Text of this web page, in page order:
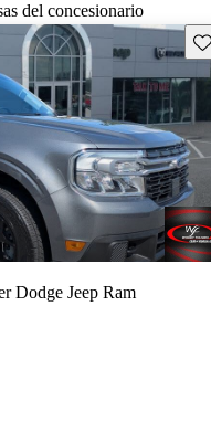
del concesionario
Dodge Jeep Ram